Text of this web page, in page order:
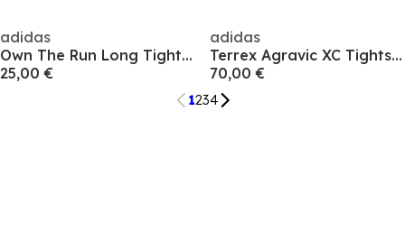
adidas
Own The Run Long Tights Mens
25,00 €
adidas
Terrex Agravic XC Tights Mens
70,00 €
1234